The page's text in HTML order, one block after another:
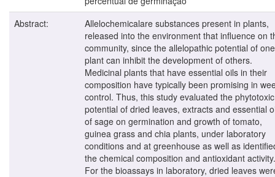
Abstract:
Allelochemicalare substances present in plants,
released into the environment that influence on
community, since the allelopathic potential of one
plant can inhibit the development of others.
Medicinal plants that have essential oils in their
composition have typically been promising in
control. Thus, this study evaluated the phytotoxic
potential of dried leaves, extracts and essential
of sage on germination and growth of tomato,
guinea grass and chia plants, under laboratory
conditions and at greenhouse as well as
the chemical composition and antioxidant activity.
For the bioassays in laboratory, dried leaves